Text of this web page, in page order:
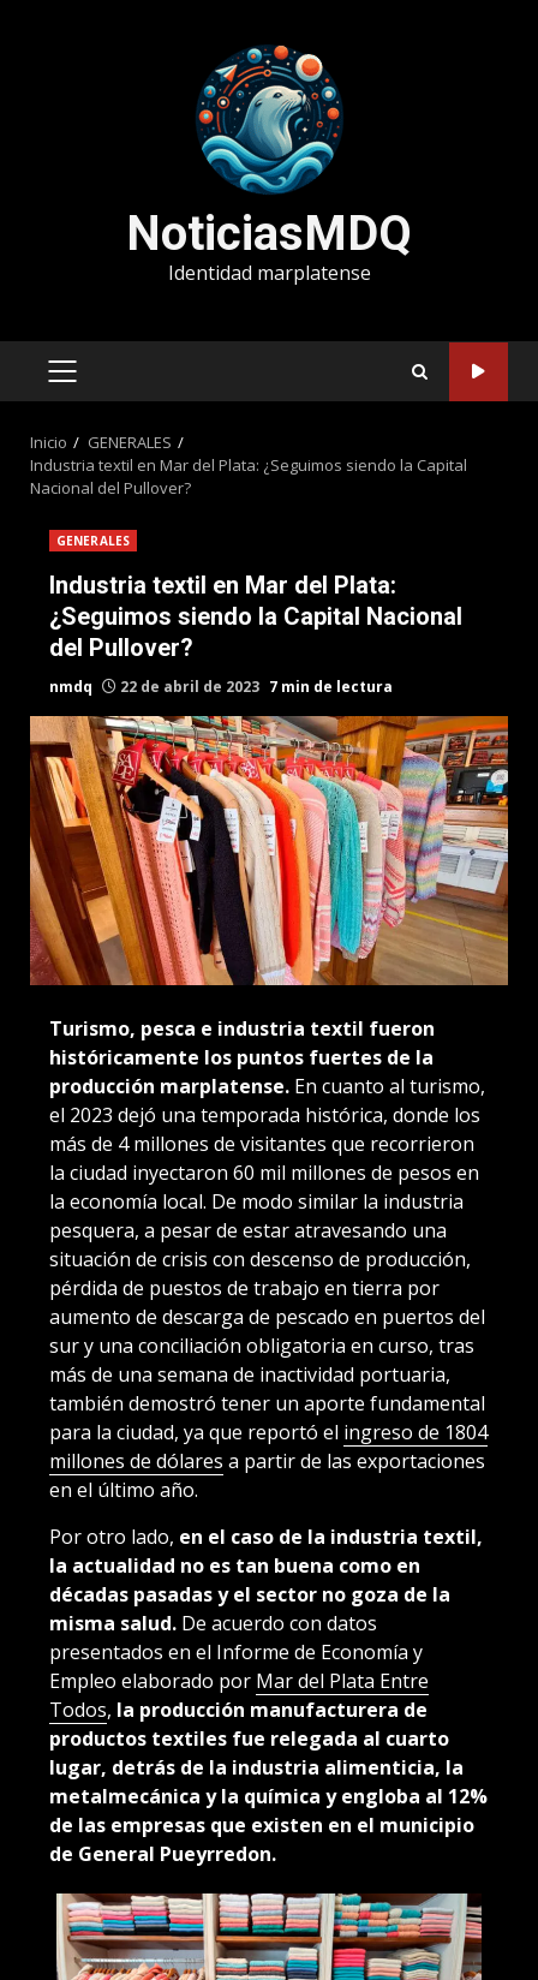
NoticiasMDQ
Identidad marplatense
MENÚ
Inicio
GENERALES
Industria textil en Mar del Plata: ¿Seguimos siendo la Capital
Nacional del Pullover?
GENERALES
Industria textil en Mar del Plata:
¿Seguimos siendo la Capital Nacional
del Pullover?
nmdq 22 de abril de 2023 7 min de lectura
Turismo, pesca e industria textil fueron
históricamente los puntos fuertes de la
producción marplatense. En cuanto al turismo,
el 2023 dejó una temporada histórica, donde los
más de 4 millones de visitantes que recorrieron
la ciudad inyectaron 60 mil millones de pesos en
la economía local. De modo similar la industria
pesquera, a pesar de estar atravesando una
situación de crisis con descenso de producción,
pérdida de puestos de trabajo en tierra por
aumento de descarga de pescado en puertos del
sur y una conciliación obligatoria en curso, tras
más de una semana de inactividad portuaria,
también demostró tener un aporte fundamental
para la ciudad, ya que reportó el ingreso de 1804
millones de dólares a partir de las exportaciones
en el último año.
Por otro lado, en el caso de la industria textil,
la actualidad no es tan buena como en
décadas pasadas y el sector no goza de la
misma salud. De acuerdo con datos
presentados en el Informe de Economía y
Empleo elaborado por Mar del Plata Entre
Todos, la producción manufacturera de
productos textiles fue relegada al cuarto
lugar, detrás de la industria alimenticia, la
metalmecánica y la química y engloba al 12%
de las empresas que existen en el municipio
de General Pueyrredon.